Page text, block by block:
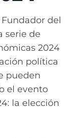
del
serie de
2024
política
pueden
el evento
la elección